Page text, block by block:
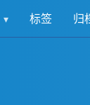
标签 归